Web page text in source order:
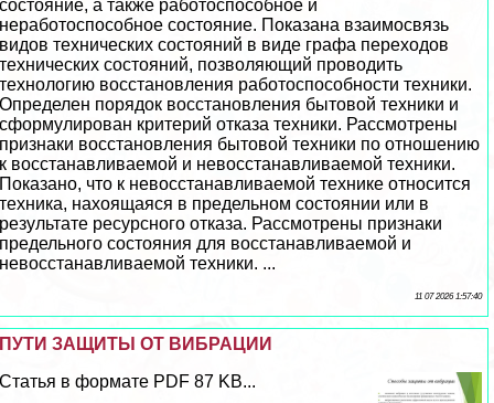
состояние, а также работоспособное и
неработоспособное состояние. Показана взаимосвязь
видов технических состояний в виде графа переходов
технических состояний, позволяющий проводить
технологию восстановления работоспособности техники.
Определен порядок восстановления бытовой техники и
сформулирован критерий отказа техники. Рассмотрены
признаки восстановления бытовой техники по отношению
к восстанавливаемой и невосстанавливаемой техники.
Показано, что к невосстанавливаемой технике относится
техника, нахоящаяся в предельном состоянии или в
результате ресурсного отказа. Рассмотрены признаки
предельного состояния для восстанавливаемой и
невосстанавливаемой техники. ...
11 07 2026 1:57:40
ПУТИ ЗАЩИТЫ ОТ ВИБРАЦИИ
Статья в формате PDF 87 KB...